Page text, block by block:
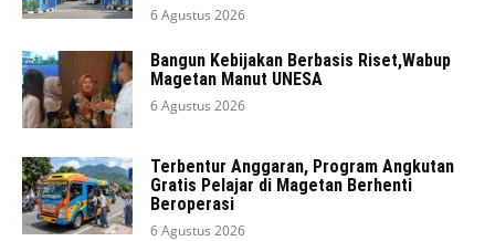
6 Agustus 2026
Bangun Kebijakan Berbasis Riset,Wabup
Magetan Manut UNESA
6 Agustus 2026
Terbentur Anggaran, Program Angkutan
Gratis Pelajar di Magetan Berhenti
Beroperasi
6 Agustus 2026